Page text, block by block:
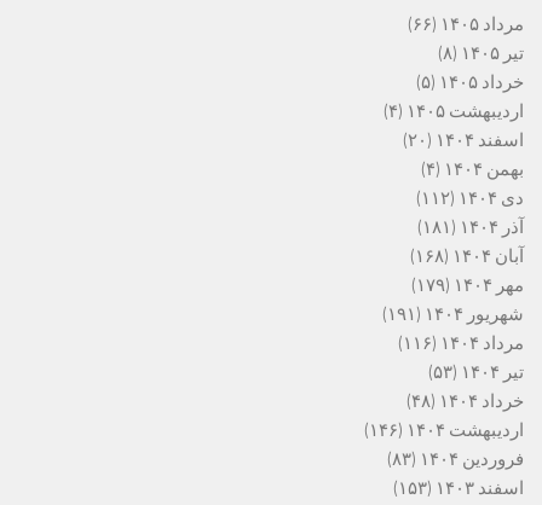
مرداد ۱۴۰۵
(۶۶)
تیر ۱۴۰۵
(۸)
خرداد ۱۴۰۵
(۵)
اردیبهشت ۱۴۰۵
(۴)
اسفند ۱۴۰۴
(۲۰)
بهمن ۱۴۰۴
(۴)
دی ۱۴۰۴
(۱۱۲)
آذر ۱۴۰۴
(۱۸۱)
آبان ۱۴۰۴
(۱۶۸)
مهر ۱۴۰۴
(۱۷۹)
شهریور ۱۴۰۴
(۱۹۱)
مرداد ۱۴۰۴
(۱۱۶)
تیر ۱۴۰۴
(۵۳)
خرداد ۱۴۰۴
(۴۸)
اردیبهشت ۱۴۰۴
(۱۴۶)
فروردین ۱۴۰۴
(۸۳)
اسفند ۱۴۰۳
(۱۵۳)